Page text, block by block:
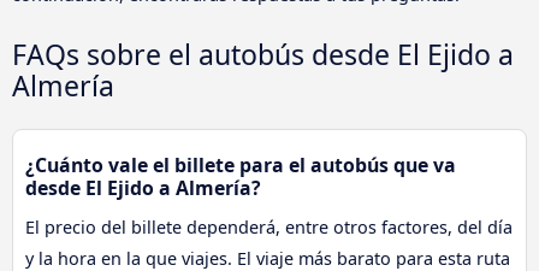
FAQs sobre el autobús desde El Ejido a
Almería
¿Cuánto vale el billete para el autobús que va
desde El Ejido a Almería?
El precio del billete dependerá, entre otros factores, del día
y la hora en la que viajes. El viaje más barato para esta ruta